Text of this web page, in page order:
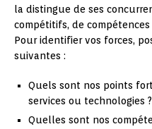
la distingue de ses
compétitifs, de
Pour identifier vos forces,
suivantes :
Quels sont nos points
services ou technologies ?
Quelles sont nos